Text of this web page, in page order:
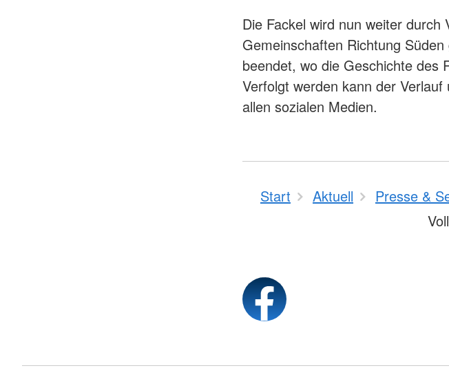
Die Fackel wird nun weiter
Gemeinschaften Richtung
beendet, wo die Geschichte des
Verfolgt werden kann der
allen sozialen Medien.
Start Aktuell Presse &